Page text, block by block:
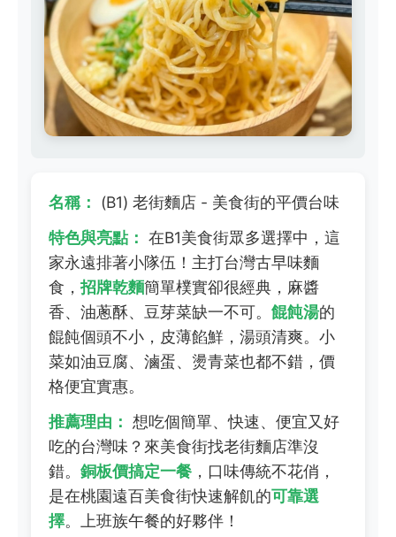
名稱：
(B1) 老街麵店 - 美食街的平價台味
特色與亮點： 在B1美食街眾多選擇中，這
家永遠排著小隊伍！主打台灣古早味麵
食， 招牌乾麵簡單樸實卻很經典，麻醬
香、油蔥酥、豆芽菜缺一不可。 餛飩湯的
餛飩個頭不小，皮薄餡鮮，湯頭清爽。小
菜如油豆腐、滷蛋、燙青菜也都不錯，價
格便宜實惠。
推薦理由： 想吃個簡單、快速、便宜又好
吃的台灣味？來美食街找老街麵店準沒
錯。 銅板價搞定一餐 ，口味傳統不花俏，
是在桃園遠百美食街快速解飢的可靠選
擇。上班族午餐的好夥伴！